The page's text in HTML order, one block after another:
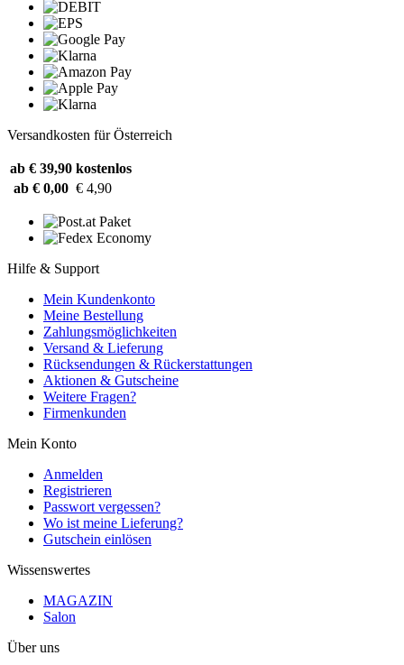
Versandkosten für Österreich
ab € 39,90 kostenlos
ab € 0,00 € 4,90
Hilfe & Support
Mein Kundenkonto
Meine Bestellung
Zahlungsmöglichkeiten
Versand & Lieferung
Rücksendungen & Rückerstattungen
Aktionen & Gutscheine
Weitere Fragen?
Firmenkunden
Mein Konto
Anmelden
Registrieren
Passwort vergessen?
Wo ist meine Lieferung?
Gutschein einlösen
Wissenswertes
MAGAZIN
Salon
Über uns